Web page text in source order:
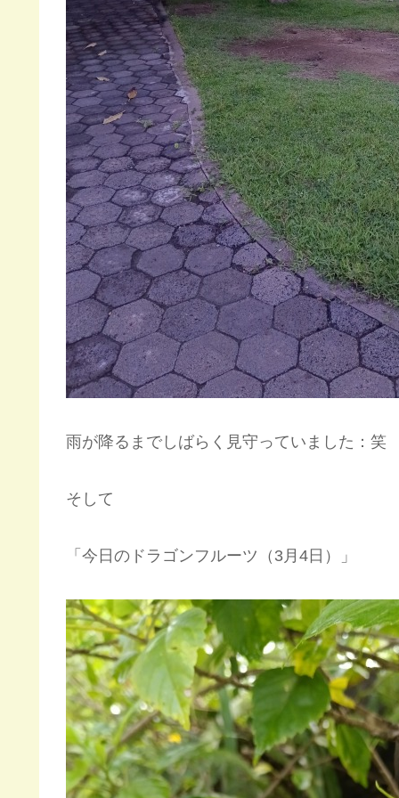
雨が降るまでしばらく見守っていました：笑
そして
「今日のドラゴンフルーツ（3月4日）」